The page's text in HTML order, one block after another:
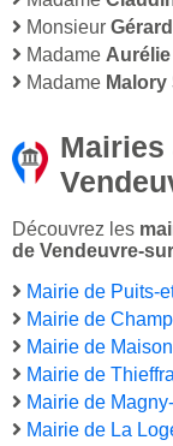
Monsieur
Madame Aurélie
Madame Malory
Mairies
Découvrez les
de Vendeuvre-
Mairie de Puits-
Mairie de
Mairie de
Mairie de
Mairie de
Mairie de La